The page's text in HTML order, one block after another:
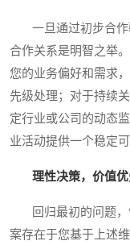
一旦通过初步合作
合作关系是明智之举
您的业务偏好和需求
先级处理；对于持续
定行业或公司的动态
业活动提供一个稳定
理性决策，价值
回归最初的问题，“
案存在于您基于上述